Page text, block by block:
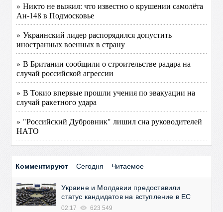
» Никто не выжил: что известно о крушении самолёта
Ан-148 в Подмосковье
» Украинский лидер распорядился допустить
иностранных военных в страну
» В Британии сообщили о строительстве радара на
случай российской агрессии
» В Токио впервые прошли учения по эвакуации на
случай ракетного удара
» "Российский Дубровник" лишил сна руководителей
НАТО
Комментируют Сегодня Читаемое
Украине и Молдавии предоставили
статус кандидатов на вступление в ЕС
02:17 623 549